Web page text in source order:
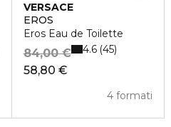
VERSACE
EROS
Eros Eau de Toilette
58,80 €
84,00 €
4 formati
4.6 45